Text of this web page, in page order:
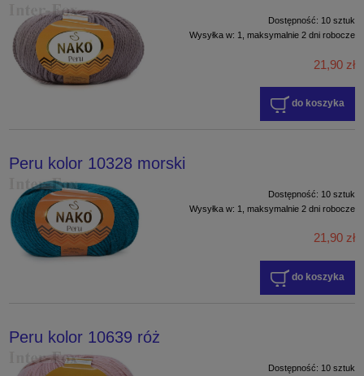
Dostępność: 10 sztuk
Wysyłka w: 1, maksymalnie 2 dni robocze
21,90 zł
do koszyka
Peru kolor 10328 morski
Dostępność: 10 sztuk
Wysyłka w: 1, maksymalnie 2 dni robocze
21,90 zł
do koszyka
Peru kolor 10639 róż
Dostępność: 10 sztuk